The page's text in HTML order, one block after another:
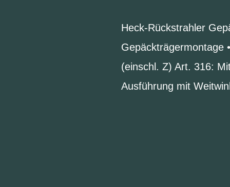
Heck-Rückstrahler
Gepäckträgermontage
(einschl. Z) Art. 316:
Ausführung mit